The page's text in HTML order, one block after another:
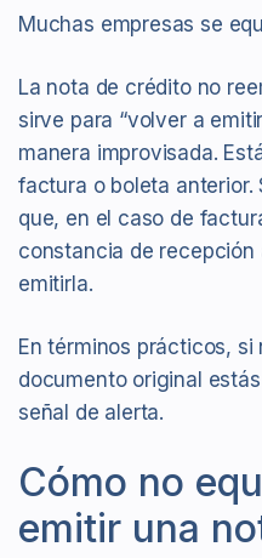
Muchas empresas se
La nota de crédito no
sirve para “volver a
manera improvisada.
factura o boleta anterior.
que, en el caso de
constancia de
emitirla.
En términos prácticos, si
documento original
señal de alerta.
Cómo no
emitir una